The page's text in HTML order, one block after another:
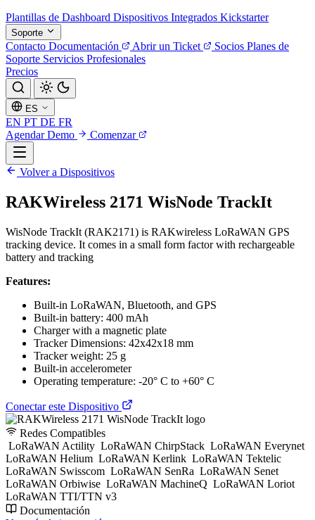
Plantillas de Dashboard Dispositivos Integrados Kickstarter
Soporte
Contacto Documentación Abrir un Ticket Socios Planes de
Soporte Servicios Profesionales
Precios
ES
EN PT DE FR
Agendar Demo
Comenzar
Volver a Dispositivos
RAKWireless 2171 WisNode TrackIt
WisNode TrackIt (RAK2171) is RAKwireless LoRaWAN GPS
tracking device. It comes in a small form factor with rechargeable
battery and tracking
Features:
Built-in LoRaWAN, Bluetooth, and GPS
Built-in battery: 400 mAh
Charger with a magnetic plate
Tracker Dimensions: 42x42x18 mm
Tracker weight: 25 g
Built-in accelerometer
Operating temperature: -20° C to +60° C
Conectar este Dispositivo
Redes Compatibles
LoRaWAN Actility LoRaWAN ChirpStack LoRaWAN Everynet
LoRaWAN Helium LoRaWAN Kerlink LoRaWAN Tektelic
LoRaWAN Swisscom LoRaWAN SenRa LoRaWAN Senet
LoRaWAN Orbiwise LoRaWAN MachineQ LoRaWAN Loriot
LoRaWAN TTI/TTN v3
Documentación